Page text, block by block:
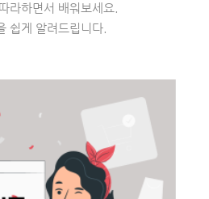
라하면서 배워보세요.
쉽게 알려드립니다.